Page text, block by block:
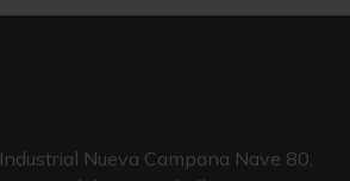
Nueva Campana Nave 80,